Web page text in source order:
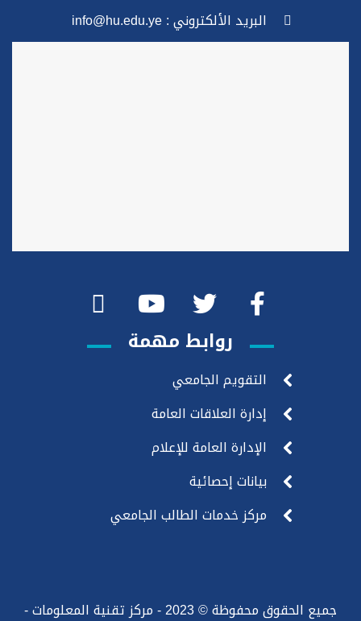
البريد الألكتروني : info@hu.edu.ye
روابط مهمة
التقويم الجامعي
إدارة العلاقات العامة
الإدارة العامة للإعلام
بيانات إحصائية
مركز خدمات الطالب الجامعي
جميع الحقوق محفوظة © 2023 - مركز تقنية المعلومات -